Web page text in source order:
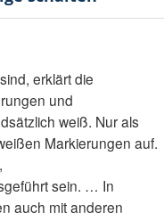
erklärt die
und
weiß. Nur als
Markierungen auf.
sein. … In
auch mit anderen